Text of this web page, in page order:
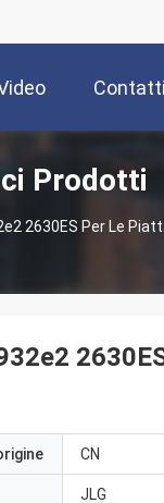
Prodotti
2630ES Per Le
CN
JLG